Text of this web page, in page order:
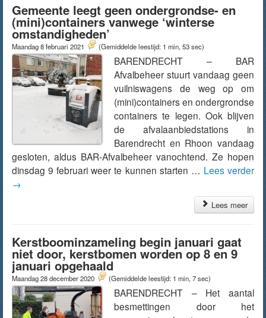
Gemeente leegt geen ondergrondse- en
(mini)containers vanwege ‘winterse
omstandigheden’
Maandag 8 februari 2021 (Gemiddelde leestijd: 1 min, 53 sec)
BARENDRECHT – BAR
Afvalbeheer stuurt vandaag geen
vuilniswagens de weg op om
(mini)containers en ondergrondse
containers te legen. Ook blijven
de afvalaanbiedstations in
Barendrecht en Rhoon vandaag
gesloten, aldus BAR-Afvalbeheer vanochtend. Ze hopen
dinsdag 9 februari weer te kunnen starten … Lees verder
→
Lees meer
Kerstboominzameling begin januari gaat
niet door, kerstbomen worden op 8 en 9
januari opgehaald
Maandag 28 december 2020 (Gemiddelde leestijd: 1 min, 7 sec)
BARENDRECHT – Het aantal
besmettingen door het